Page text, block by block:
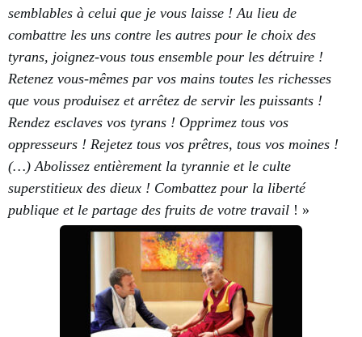
semblables à celui que je vous laisse ! Au lieu de
combattre les uns contre les autres pour le choix des
tyrans, joignez-vous tous ensemble pour les détruire !
Retenez vous-mêmes par vos mains toutes les richesses
que vous produisez et arrêtez de servir les puissants !
Rendez esclaves vos tyrans ! Opprimez tous vos
oppresseurs ! Rejetez tous vos prêtres, tous vos moines !
(…) Abolissez entièrement la tyrannie et le culte
superstitieux des dieux ! Combattez pour la liberté
publique et le partage des fruits de votre travail ! »